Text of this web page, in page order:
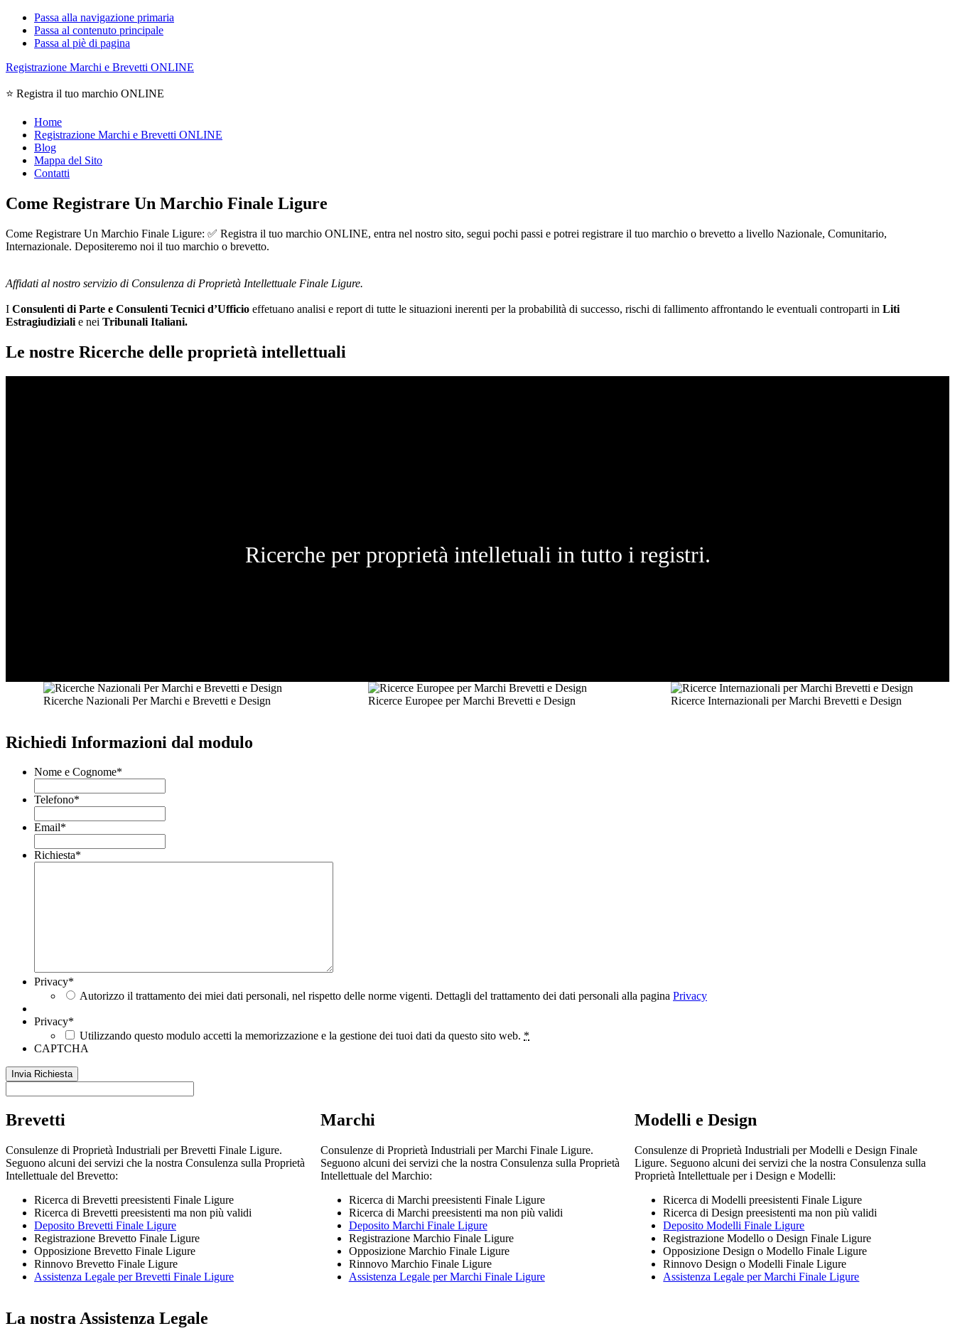
Passa alla navigazione primaria
Passa al contenuto principale
Passa al piè di pagina
Registrazione Marchi e Brevetti ONLINE
⭐ Registra il tuo marchio ONLINE
Home
Registrazione Marchi e Brevetti ONLINE
Blog
Mappa del Sito
Contatti
Come Registrare Un Marchio Finale Ligure
Come Registrare Un Marchio Finale Ligure: ✅ Registra il tuo marchio ONLINE, entra nel nostro sito, segui pochi passi e potrei registrare il tuo marchio o brevetto a livello Nazionale, Comunitario,
Internazionale. Depositeremo noi il tuo marchio o brevetto.
Affidati al nostro servizio di Consulenza di Proprietà Intellettuale Finale Ligure.
I Consulenti di Parte e Consulenti Tecnici d’Ufficio effetuano analisi e report di tutte le situazioni inerenti per la probabilità di successo, rischi di fallimento affrontando le eventuali controparti in Liti
Estragiudiziali e nei Tribunali Italiani.
Le nostre Ricerche delle proprietà intellettuali
Ricerche per proprietà intelletuali in tutto i registri.
Ricerche Nazionali Per Marchi e Brevetti e Design Ricerce Europee per Marchi Brevetti e Design Ricerce Internazionali per Marchi Brevetti e Design
Richiedi Informazioni dal modulo
Nome e Cognome*
Telefono*
Email*
Richiesta*
Privacy*
Autorizzo il trattamento dei miei dati personali, nel rispetto delle norme vigenti. Dettagli del trattamento dei dati personali alla pagina Privacy
Privacy*
Utilizzando questo modulo accetti la memorizzazione e la gestione dei tuoi dati da questo sito web. *
CAPTCHA
Brevetti
Consulenze di Proprietà Industriali per Brevetti Finale Ligure.
Seguono alcuni dei servizi che la nostra Consulenza sulla Proprietà
Intellettuale del Brevetto:
Ricerca di Brevetti preesistenti Finale Ligure
Ricerca di Brevetti preesistenti ma non più validi
Deposito Brevetti Finale Ligure
Registrazione Brevetto Finale Ligure
Opposizione Brevetto Finale Ligure
Rinnovo Brevetto Finale Ligure
Assistenza Legale per Brevetti Finale Ligure
Marchi
Consulenze di Proprietà Industriali per Marchi Finale Ligure.
Seguono alcuni dei servizi che la nostra Consulenza sulla Proprietà
Intellettuale del Marchio:
Ricerca di Marchi preesistenti Finale Ligure
Ricerca di Marchi preesistenti ma non più validi
Deposito Marchi Finale Ligure
Registrazione Marchio Finale Ligure
Opposizione Marchio Finale Ligure
Rinnovo Marchio Finale Ligure
Assistenza Legale per Marchi Finale Ligure
Modelli e Design
Consulenze di Proprietà Industriali per Modelli e Design Finale
Ligure. Seguono alcuni dei servizi che la nostra Consulenza sulla
Proprietà Intellettuale per i Design e Modelli:
Ricerca di Modelli preesistenti Finale Ligure
Ricerca di Design preesistenti ma non più validi
Deposito Modelli Finale Ligure
Registrazione Modello o Design Finale Ligure
Opposizione Design o Modello Finale Ligure
Rinnovo Design o Modelli Finale Ligure
Assistenza Legale per Marchi Finale Ligure
La nostra Assistenza Legale